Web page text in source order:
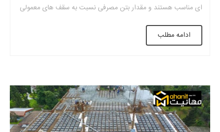
ای مناسب هستند و مقدار بتن مصرفی نسبت به سقف های معمولی
کمتر می باشد. نقد و بررسی کامل سقف وافل سقف وافل گزینه بسیار
مناسبی می باشد اگر در پی […]
ادامه مطلب